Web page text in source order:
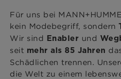
Für uns bei
kein Modebegriff, sondern
Wir sind Enabler und
seit mehr als 85 Jahren
Schädlichen trennen.
die Welt zu einem